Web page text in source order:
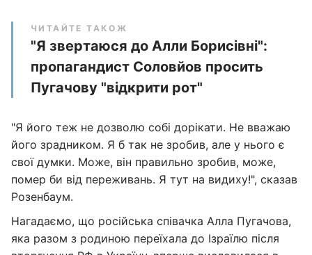
ЧИТАЙТЕ ТАКОЖ
"Я звертаюся до Алли Борисівні":
пропагандист Соловйов просить
Пугачову "відкрити рот"
"Я його теж не дозволю собі дорікати. Не вважаю
його зрадником. Я б так не зробив, але у нього є
свої думки. Може, він правильно зробив, може,
помер би від переживань. Я тут на видиху!", сказав
Розенбаум.
Нагадаємо, що російська співачка Алла Пугачова,
яка разом з родиною переїхала до Ізраїлю після